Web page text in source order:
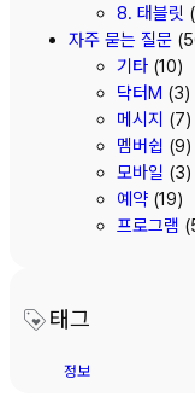
8. 태블릿
자주 묻는 질문
기타(10)
닥터M (3)
메시지 (7)
멤버쉽 (9)
모바일 (3)
예약(19)
프로그램
태그
정보